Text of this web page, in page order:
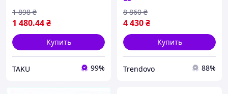
транспортировки
1 480.44₴
1 898 ₴
Купить
TAKU 99%
инструментов
4 430₴
8 860 ₴
Купить
Trendovo 88%